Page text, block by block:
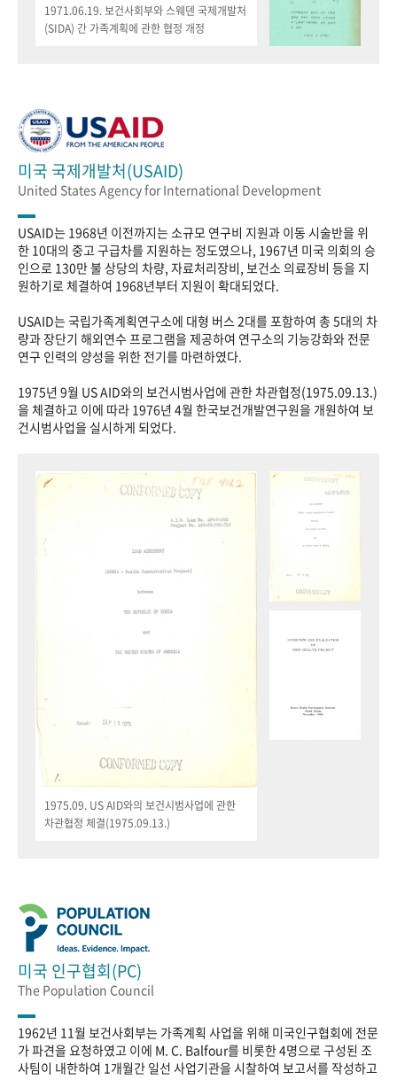
1971.06.19. 보건사회부와 스웨덴 국제개발처
(SIDA) 간 가족계획에 관한 협정 개정
미국 국제개발처(USAID)
United States Agency for International Development
USAID는 1968년 이전까지는 소규모 연구비 지원과 이동 시술반을 위
한 10대의 중고 구급차를 지원하는 정도였으나, 1967년 미국 의회의 승
인으로 130만 불 상당의 차량, 자료처리장비, 보건소 의료장비 등을 지
원하기로 체결하여 1968년부터 지원이 확대되었다.
USAID는 국립가족계획연구소에 대형 버스 2대를 포함하여 총 5대의 차
량과 장단기 해외연수 프로그램을 제공하여 연구소의 기능강화와 전문
연구 인력의 양성을 위한 전기를 마련하였다.
1975년 9월 US AID와의 보건시범사업에 관한 차관협정(1975.09.13.)
을 체결하고 이에 따라 1976년 4월 한국보건개발연구원을 개원하여 보
건시범사업을 실시하게 되었다.
1975.09. US AID와의 보건시범사업에 관한
차관협정 체결(1975.09.13.)
미국 인구협회(PC)
The Population Council
1962년 11월 보건사회부는 가족계획 사업을 위해 미국인구협회에 전문
가 파견을 요청하였고 이에 M. C. Balfour를 비롯한 4명으로 구성된 조
사팀이 내한하여 1개월간 일선 사업기관을 시찰하여 보고서를 작성하고